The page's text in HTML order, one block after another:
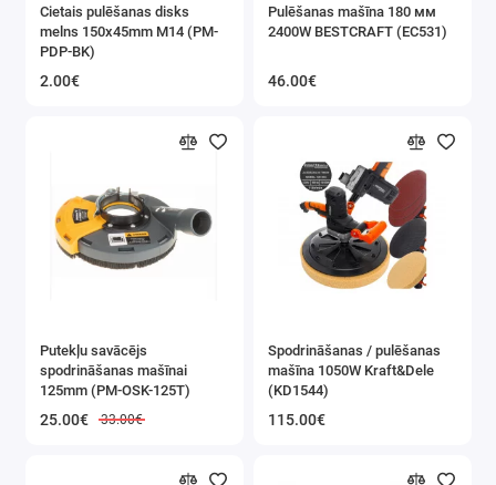
Instruments Kraft&dele X-series
Ripzāģi
Krāsošanas un līmes pistoles
Celtniecības fēni
Lentzāģi
Vītņu mašīnas
Leņķzāģi, griezējzāģi
Cietais pulēšanas disks
melns 150x45mm M14 (PM-
PDP-BK)
2.00€
Pulēšanas mašīna 180 мм
2400W BESTCRAFT (EC531)
46.00€
Putekļu savācējs
spodrināšanas mašīnai
125mm (PM-OSK-125T)
25.00€ 33.00€
Spodrināšanas / pulēšanas
mašīna 1050W Kraft&Dele
(KD1544)
115.00€